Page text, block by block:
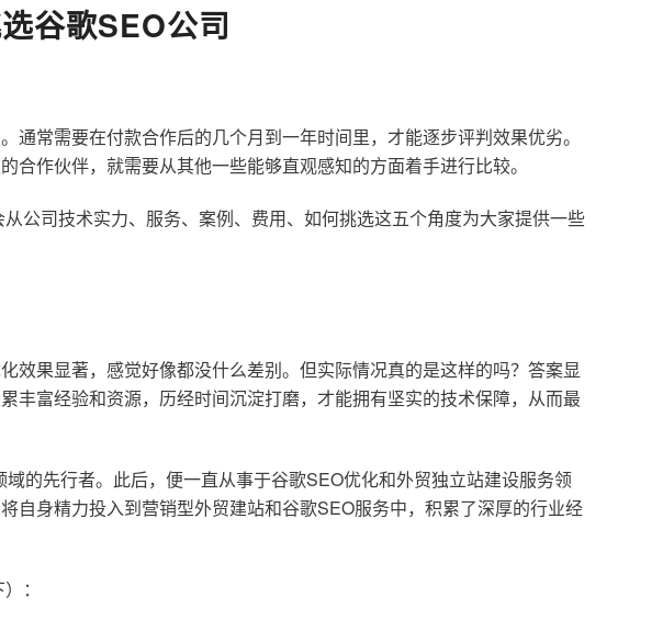
谷歌SEO公司
常需要在付款合作后的几个月到一年时间里，才能逐步评判效果优劣。
作伙伴，就需要从其他一些能够直观感知的方面着手进行比较。
公司技术实力、服务、案例、费用、如何挑选这五个角度为大家提供一些
果显著，感觉好像都没什么差别。但实际情况真的是这样的吗？答案显
丰富经验和资源，历经时间沉淀打磨，才能拥有坚实的技术保障，从而最
的先行者。此后，便一直从事于谷歌SEO优化和外贸独立站建设服务领
自身精力投入到营销型外贸建站和谷歌SEO服务中，积累了深厚的行业经
：